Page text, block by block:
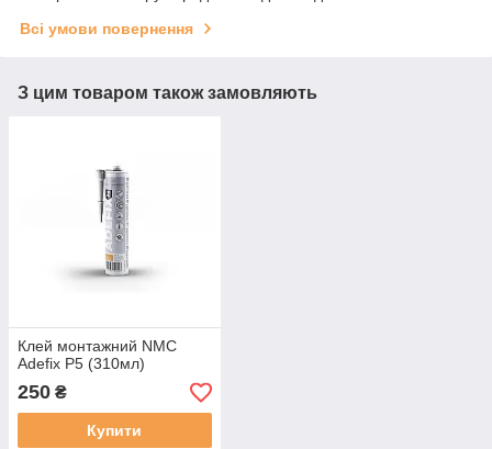
Всі умови повернення
З цим товаром також замовляють
Клей монтажний NMC
Adefix P5 (310мл)
250 ₴
Купити